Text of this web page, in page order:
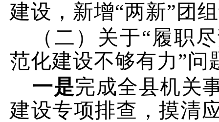
建设，新增“两新”团
（二）关于“履职
范化建设不够有力”问
一是完成全县机关
建设专项排查，摸清